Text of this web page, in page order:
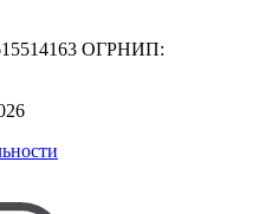
ОГРНИП: